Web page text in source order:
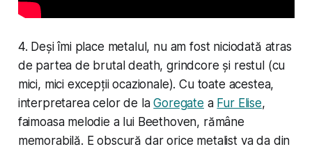
4. Deși îmi place metalul, nu am fost niciodată atras
de partea de brutal death, grindcore și restul (cu
mici, mici excepții ocazionale). Cu toate acestea,
interpretarea celor de laGoregate a Fur Elise,
faimoasa melodie a lui Beethoven, rămâne
memorabilă. E obscură dar orice metalist va da din